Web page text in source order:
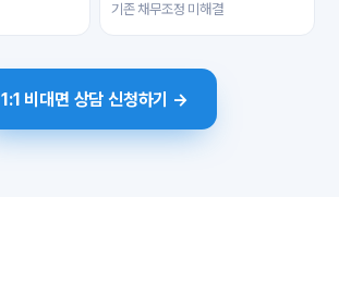
기존 채무조정 미해결
1:1 비대면 상담 신청하기 →